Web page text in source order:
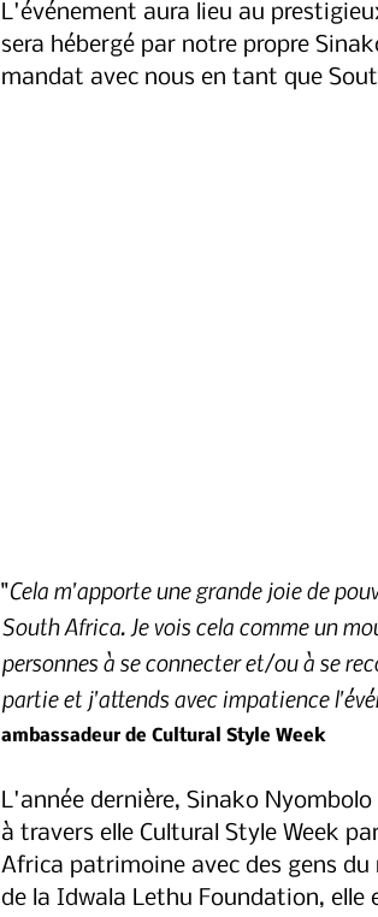
L'événement aura lieu au
sera hébergé par notre propre
mandat avec nous en tant que
"Cela m'apporte une grande joie de
South Africa. Je vois cela comme un
personnes à se connecter et/ou à se
partie et j'attends avec impatience
ambassadeur de Cultural Style Week
L'année dernière, Sinako
à travers elle Cultural Style Week
Africa patrimoine avec des gens
de la Idwala Lethu Foundation,